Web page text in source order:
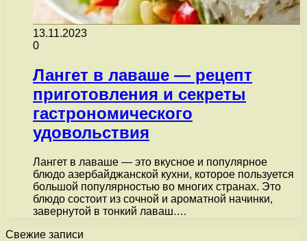
13.11.2023
0
Лангет в лаваше — рецепт
приготовления и секреты
гастрономического
удовольствия
Лангет в лаваше — это вкусное и популярное
блюдо азербайджанской кухни, которое пользуется
большой популярностью во многих странах. Это
блюдо состоит из сочной и ароматной начинки,
завернутой в тонкий лаваш.…
Свежие записи